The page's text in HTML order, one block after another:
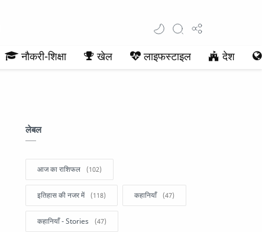
नौकरी-शिक्षा खेल लाइफस्टाइल देश
लेबल
आज का राशिफल
इतिहास की नजर में कहानियाँ
कहानियाँ - Stories